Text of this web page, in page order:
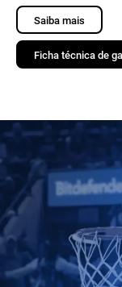
Saiba mais
Ficha técnica de